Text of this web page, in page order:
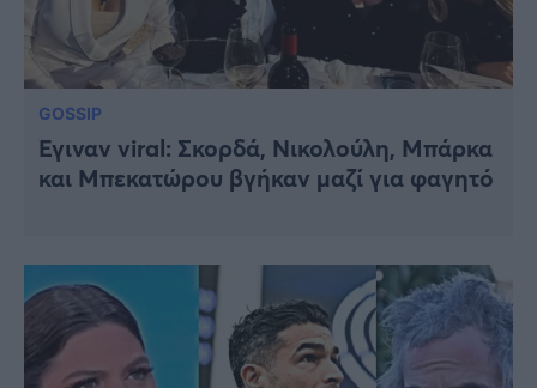
GOSSIP
Έγιναν viral: Σκορδά, Νικολούλη, Μπάρκα
και Μπεκατώρου βγήκαν μαζί για φαγητό